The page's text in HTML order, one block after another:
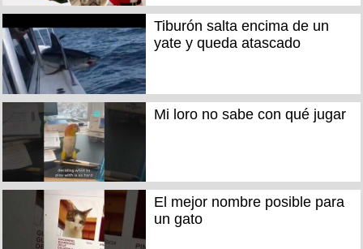
Tiburón salta encima de un
yate y queda atascado
Mi loro no sabe con qué jugar
El mejor nombre posible para
un gato